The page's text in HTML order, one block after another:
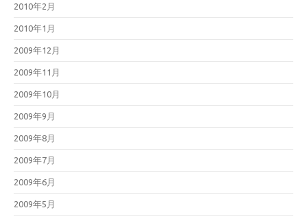
2010年2月
2010年1月
2009年12月
2009年11月
2009年10月
2009年9月
2009年8月
2009年7月
2009年6月
2009年5月